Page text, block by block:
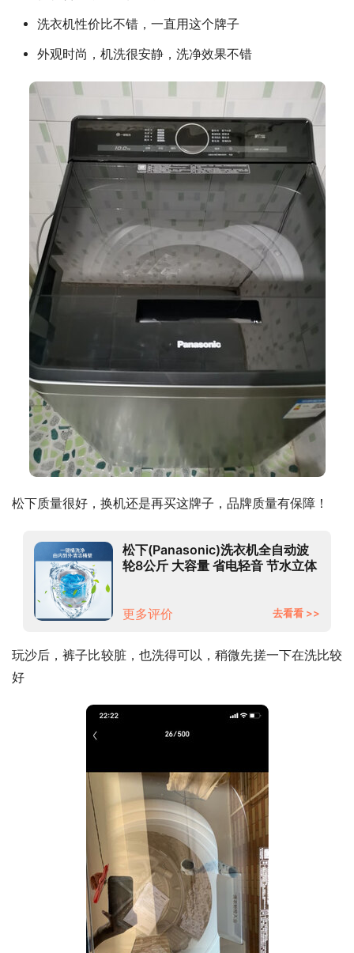
洗衣机性价比不错，一直用这个牌子
外观时尚，机洗很安静，洗净效果不错
松下质量很好，换机还是再买这牌子，品牌质量有保障！
松下(Panasonic)洗衣机全自动波
轮8公斤 大容量 省电轻音 节水立体
更多评价 去看看 >>
玩沙后，裤子比较脏，也洗得可以，稍微先搓一下在洗比较
好